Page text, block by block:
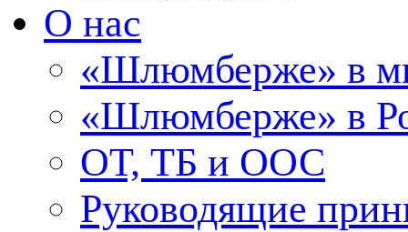
О нас
«Шлюмберже» в
«Шлюмберже» в
ОТ, ТБ и ООС
Руководящие